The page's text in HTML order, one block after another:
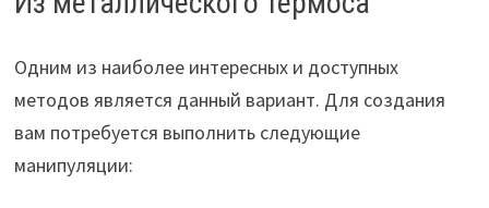
Одним из наиболее интересных и доступных
методов является данный вариант. Для создания
вам потребуется выполнить следующие
манипуляции: